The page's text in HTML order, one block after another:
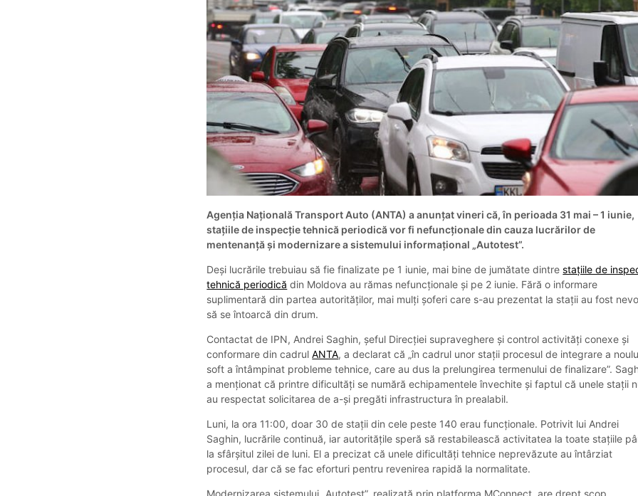
Agenția Națională Transport Auto (ANTA) a anunțat vineri că, în perioada 31 mai – 1 iunie,
stațiile de inspecție tehnică periodică vor fi nefuncționale din cauza lucrărilor de
mentenanță și modernizare a sistemului informațional „Autotest”.
Deși lucrările trebuiau să fie finalizate pe 1 iunie, mai bine de jumătate dintrestațiile de
tehnică periodică din Moldova au rămas nefuncționale și pe 2 iunie. Fără o informare
suplimentară din partea autorităților, mai mulți șoferi care s-au prezentat la stații au fost
să se întoarcă din drum.
Contactat de IPN, Andrei Saghin, șeful Direcției supraveghere și control activități conexe și
conformare din cadrulANTA, a declarat că „în cadrul unor stații procesul de integrare a
soft a întâmpinat probleme tehnice, care au dus la prelungirea termenului de finalizare”.
a menționat că printre dificultăți se numără echipamentele învechite și faptul că unele stații
au respectat solicitarea de a-și pregăti infrastructura în prealabil.
Luni, la ora 11:00, doar 30 de stații din cele peste 140 erau funcționale. Potrivit lui Andrei
Saghin, lucrările continuă, iar autoritățile speră să restabilească activitatea la toate stațiile
la sfârșitul zilei de luni. El a precizat că unele dificultăți tehnice neprevăzute au întârziat
procesul, dar că se fac eforturi pentru revenirea rapidă la normalitate.
Modernizarea sistemului „Autotest”, realizată prin platforma MConnect, are drept scop